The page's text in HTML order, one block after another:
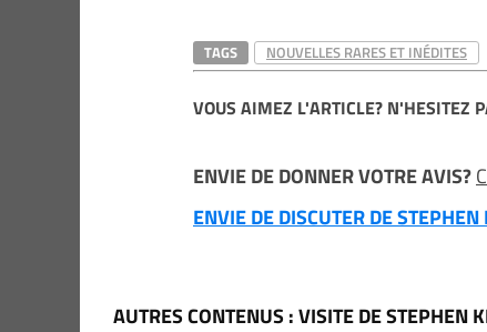
TAGS NOUVELLES RARES ET INÉDITES
VOUS AIMEZ L'ARTICLE? N'HESITEZ
ENVIE DE DONNER VOTRE AVIS?
ENVIE DE DISCUTER DE
AUTRES CONTENUS : VISITE DE STEPHEN